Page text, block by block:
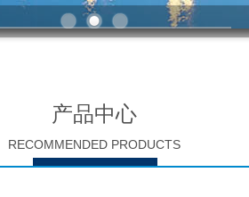
产品中心
RECOMMENDED PRODUCTS